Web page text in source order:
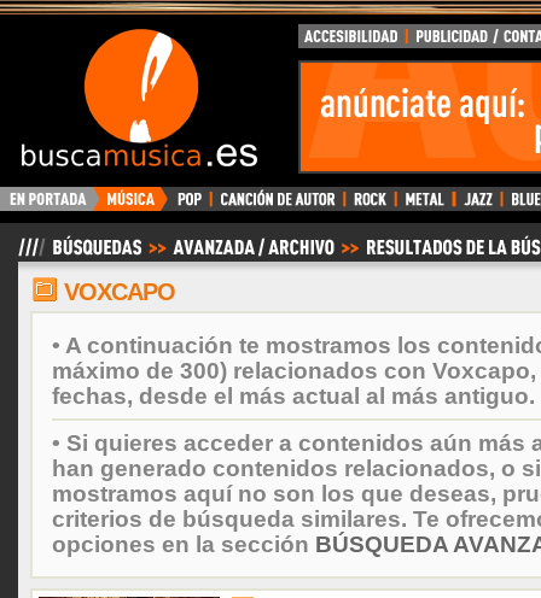
BuscaMusica.es
VOXCAPO
• A continuación te mostramos los
máximo de 300) relacionados con
fechas, desde el más actual al más antiguo.
• Si quieres acceder a contenidos aún más
han generado contenidos relacionados, o
mostramos aquí no son los que deseas,
criterios de búsqueda similares. Te
opciones en la sección BÚSQUEDA